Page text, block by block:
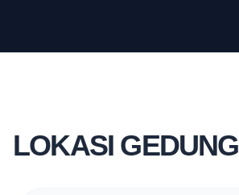
LOKASI GEDUNG